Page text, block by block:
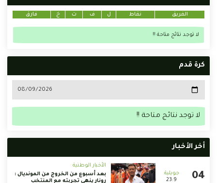
الفريق نقاط ل ف ت خ فارق
لا توجد نتائج متاحة !!
كرة قدم
لا توجد نتائج متاحة !!
أخر الأخبار
23:9
الأخبار الوطنية
بعد أسبوع من الخروج من المونديال :
رونار ينهي تجربته مع المنتخب